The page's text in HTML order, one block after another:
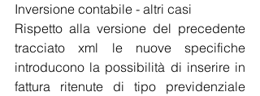
Inversione contabile - altri casi
Rispetto alla versione del precedente
tracciato xml le nuove specifiche
introducono la possibilità di inserire in
fattura ritenute di tipo previdenziale